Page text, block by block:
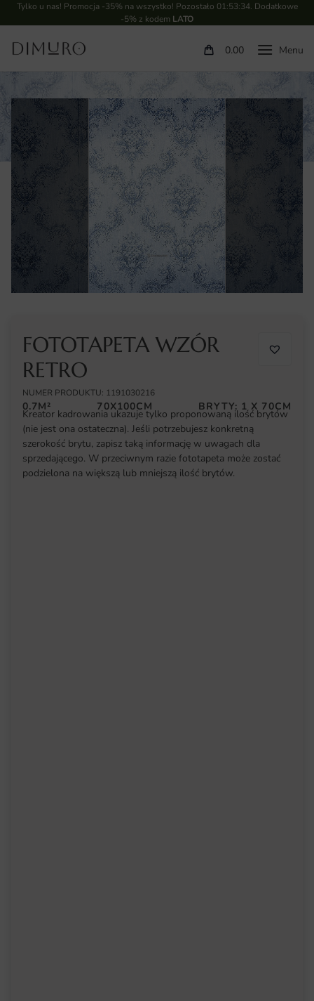
Tylko u nas! Promocja -35% na wszystko! Pozostało 01:53:34. Dodatkowe
-5% z kodem LATO
0.00
FOTOTAPETA WZÓR
RETRO
NUMER PRODUKTU: 1191030216
0.7M² 70X100CM BRYTY: 1 X 70CM
Kreator kadrowania ukazuje tylko proponowaną ilość brytów
(nie jest ona ostateczna). Jeśli potrzebujesz konkretną
szerokość brytu, zapisz taką informację w uwagach dla
sprzedającego. W przeciwnym razie fototapeta może zostać
podzielona na większą lub mniejszą ilość brytów.